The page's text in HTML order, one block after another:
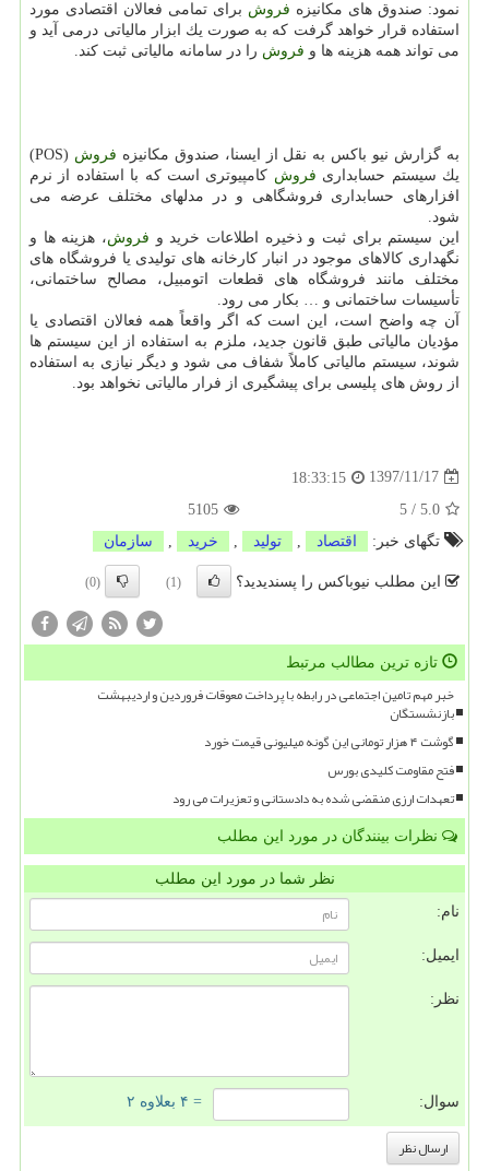
نمود: صندوق های مكانیزه فروش برای تمامی فعالان اقتصادی مورد
استفاده قرار خواهد گرفت كه به صورت یك ابزار مالیاتی درمی آید و
می تواند همه هزینه ها و فروش را در سامانه مالیاتی ثبت كند.
به گزارش نیو باكس به نقل از ایسنا، صندوق مكانیزه فروش
(POS)
یك سیستم حسابداری فروش كامپیوتری است كه با استفاده از نرم
افزارهای حسابداری فروشگاهی و در مدلهای مختلف عرضه می
شود.
این سیستم برای ثبت و ذخیره اطلاعات خرید و فروش، هزینه ها و
نگهداری كالاهای موجود در انبار كارخانه های تولیدی یا فروشگاه های
مختلف مانند فروشگاه های قطعات اتومبیل، مصالح ساختمانی،
تأسیسات ساختمانی و … بكار می رود.
آن چه واضح است، این است كه اگر واقعاً همه فعالان اقتصادی یا
مؤدیان مالیاتی طبق قانون جدید، ملزم به استفاده از این سیستم ها
شوند، سیستم مالیاتی كاملاً شفاف می شود و دیگر نیازی به استفاده
از روش های پلیسی برای پیشگیری از فرار مالیاتی نخواهد بود.
1397/11/17
18:33:15
5.0
/
5
5105
تگهای خبر:
اقتصاد , تولید , خرید , سازمان
این مطلب نیوباکس را پسندیدید؟ (1)
(0)
تازه ترین مطالب مرتبط
خبر مهم تامین اجتماعی در رابطه با پرداخت معوقات فروردین و اردیبهشت
بازنشستگان
گوشت ۴ هزار تومانی این گونه میلیونی قیمت خورد
فتح مقاومت کلیدی بورس
تعهدات ارزی منقضی شده به دادستانی و تعزیرات می رود
نظرات بینندگان در مورد این مطلب
نظر شما در مورد این مطلب
نام:
ایمیل:
نظر:
سوال: = ۴ بعلاوه ۲